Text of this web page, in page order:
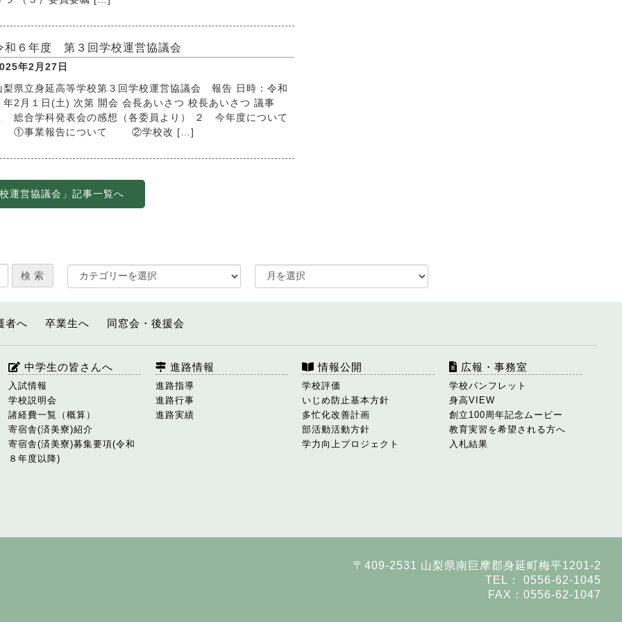
和６年度 第３回学校運営協議会
年2月27日
梨県立身延高等学校第３回学校運営協議会 報告 日時：令和
年2月１日(土) 次第 開会 会長あいさつ 校長あいさつ 議事
総合学科発表会の感想（各委員より） ２ 今年度について
業報告について ②学校改 […]
運営協議会」記事一覧へ
者へ 卒業生へ 同窓会・後援会
中学生の皆さんへ
入試情報
学校説明会
諸経費一覧（概算）
寄宿舎(済美寮)紹介
寄宿舎(済美寮)募集要項(令和
８年度以降)
進路情報
進路指導
進路行事
進路実績
情報公開
学校評価
いじめ防止基本方針
多忙化改善計画
部活動活動方針
学力向上プロジェクト
広報・事務室
学校パンフレット
身高VIEW
創立100周年記念ムービー
教育実習を希望される方へ
入札結果
〒409-2531 山梨県南巨摩郡身延町梅平1201-2
TEL： 0556-62-1045
FAX：0556-62-1047